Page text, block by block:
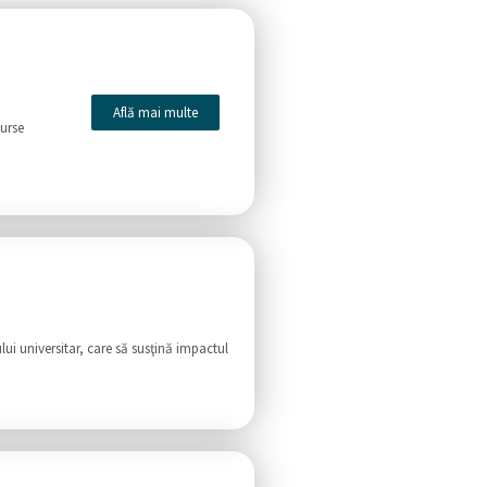
Află mai multe
universitar, care să susţină impactul